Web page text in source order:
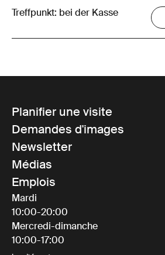
Treffpunkt: bei der Kasse
Planifier une visite
Demandes d'images
Newsletter
Médias
Emplois
Mardi
10:00-20:00
Mercredi-dimanche
10:00-17:00